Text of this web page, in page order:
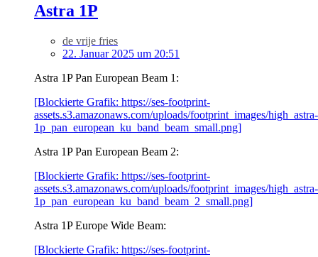
Astra 1P
de vrije fries
22. Januar 2025 um 20:51
Astra 1P Pan European Beam 1:
[Blockierte Grafik: https://ses-footprint-
assets.s3.amazonaws.com/uploads/footprint_images/high_astra-
1p_pan_european_ku_band_beam_small.png]
Astra 1P Pan European Beam 2:
[Blockierte Grafik: https://ses-footprint-
assets.s3.amazonaws.com/uploads/footprint_images/high_astra-
1p_pan_european_ku_band_beam_2_small.png]
Astra 1P Europe Wide Beam:
[Blockierte Grafik: https://ses-footprint-